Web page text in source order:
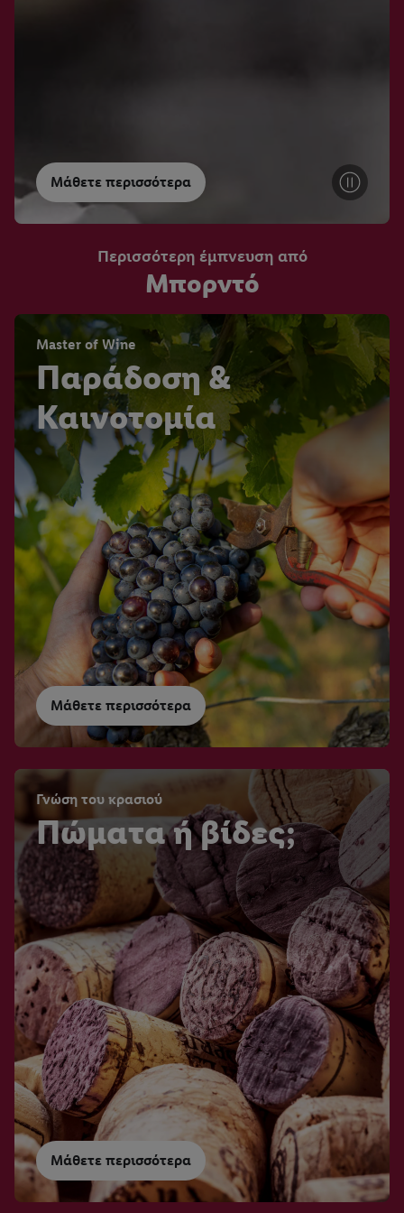
Μάθετε περισσότερα
Περισσότερη έμπνευση από
Μπορντό
Master of Wine
Παράδοση &
Καινοτομία
Μάθετε περισσότερα
Γνώση του κρασιού
Πώματα ή βίδες;
Μάθετε περισσότερα